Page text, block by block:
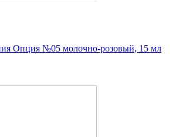
Опция №05 молочно-розовый, 15 мл